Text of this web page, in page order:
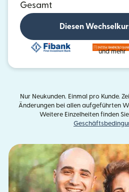
Gesamt
Diesen
und mehr
Nur Neukunden. Einmal pro Kunde.
Änderungen bei allen aufgeführten
Weitere Einzelheiten finden